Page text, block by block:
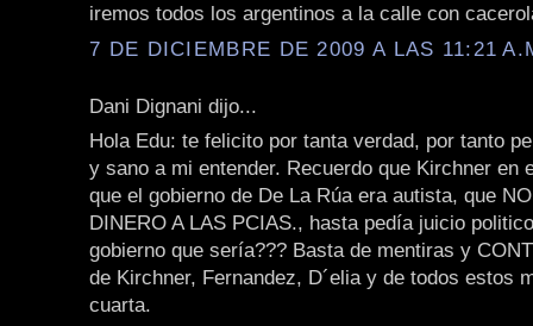
iremos todos los argentinos a la calle con
7 DE DICIEMBRE DE 2009 A LAS 11:21
Dani Dignani dijo...
Hola Edu: te felicito por tanta verdad, por tanto
y sano a mi entender. Recuerdo que Kirchner en
que el gobierno de De La Rúa era autista, que
DINERO A LAS PCIAS., hasta pedía juicio
gobierno que sería??? Basta de mentiras y
de Kirchner, Fernandez, D´elia y de todos estos
cuarta.